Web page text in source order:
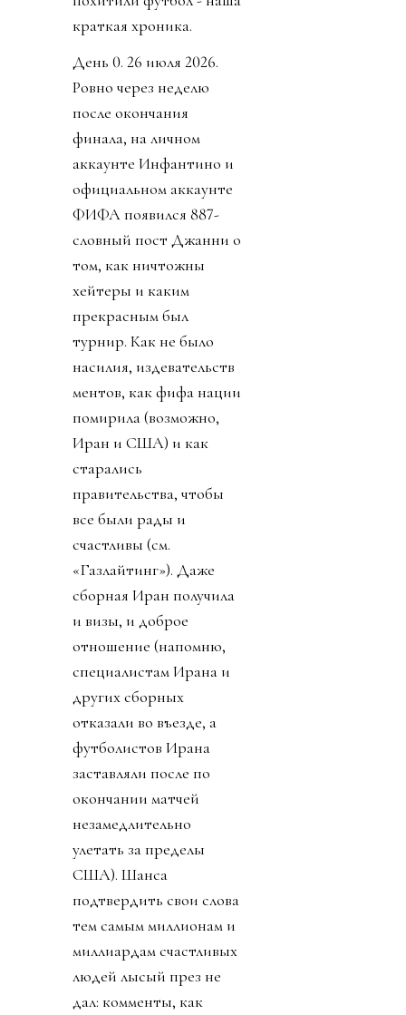
краткая хроника.
День 0. 26 июля 2026.
Ровно через неделю
после окончания
финала, на личном
аккаунте Инфантино и
официальном аккаунте
ФИФА появился 887-
словный пост Джанни о
том, как ничтожны
хейтеры и каким
прекрасным был
турнир. Как не было
насилия, издевательств
ментов, как фифа нации
помирила (возможно,
Иран и США) и как
старались
правительства, чтобы
все были рады и
счастливы (см.
«Газлайтинг»). Даже
сборная Иран получила
и визы, и доброе
отношение (напомню,
специалистам Ирана и
других сборных
отказали во въезде, а
футболистов Ирана
заставляли после по
окончании матчей
незамедлительно
улетать за пределы
США). Шанса
подтвердить свои слова
тем самым миллионам и
миллиардам счастливых
людей лысый през не
дал: комменты, как